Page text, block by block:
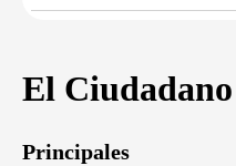
El Ciudadano
Principales